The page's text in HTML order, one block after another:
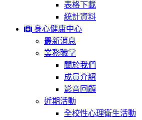
表格下載
統計資料
身心健康中心
最新消息
業務職掌
關於我們
成員介紹
影音回顧
近期活動
全校性心理衛生活動